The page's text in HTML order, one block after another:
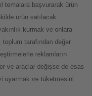
temalara başvurarak ürün
ürün satılacak
kurmak ve onlara
tarafından değer
reklamların
ve araçlar değişse de esas
uyarmak ve tüketmesini